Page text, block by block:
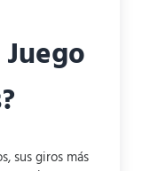
sus giros más